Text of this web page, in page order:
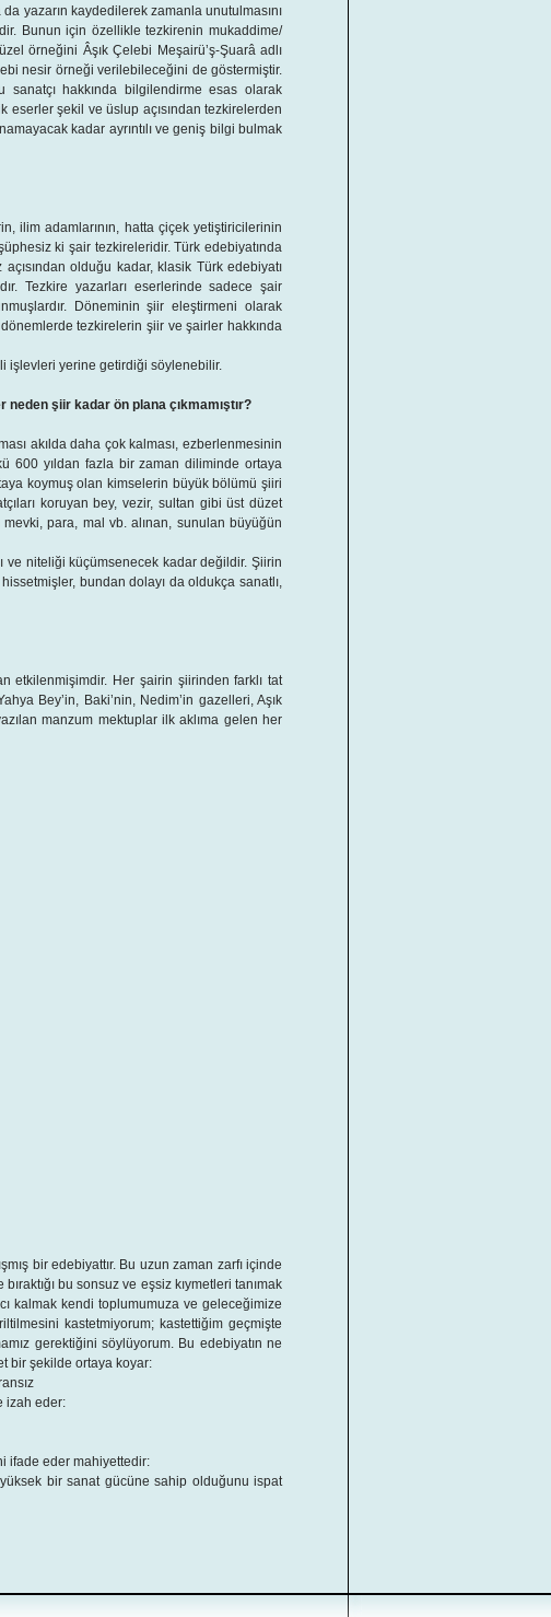
yazarın kaydedilerek zamanla unutulmasını
Bunun için özellikle tezkirenin mukaddime/
örneğini Âşık Çelebi Meşairü’ş-Şuarâ adlı
nesir örneği verilebileceğini de göstermiştir.
hakkında bilgilendirme esas olarak
şekil ve üslup açısından tezkirelerden
kadar ayrıntılı ve geniş bilgi bulmak
ilim adamlarının, hatta çiçek yetiştiricilerinin
ki şair tezkireleridir. Türk edebiyatında
olduğu kadar, klasik Türk edebiyatı
Tezkire yazarları eserlerinde sadece şair
Döneminin şiir eleştirmeni olarak
tezkirelerin şiir ve şairler hakkında
işlevleri yerine getirdiği söylenebilir.
neden şiir kadar ön plana çıkmamıştır?
akılda daha çok kalması, ezberlenmesinin
600 yıldan fazla bir zaman diliminde ortaya
koymuş olan kimselerin büyük bölümü şiiri
koruyan bey, vezir, sultan gibi üst düzet
mevki, para, mal vb. alınan, sunulan büyüğün
ve niteliği küçümsenecek kadar değildir. Şiirin
bundan dolayı da oldukça sanatlı,
etkilenmişimdir. Her şairin şiirinden farklı tat
Bey’in, Baki’nin, Nedim’in gazelleri, Aşık
manzum mektuplar ilk aklıma gelen her
bir edebiyattır. Bu uzun zaman zarfı içinde
bu sonsuz ve eşsiz kıymetleri tanımak
kalmak kendi toplumumuza ve geleceğimize
kastetmiyorum; kastettiğim geçmişte
gerektiğini söylüyorum. Bu edebiyatın ne
bir şekilde ortaya koyar:
izah eder:
ifade eder mahiyettedir:
bir sanat gücüne sahip olduğunu ispat